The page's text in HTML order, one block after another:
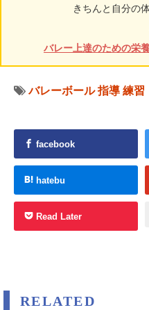
きちんと自分の
バレー上達のための栄
バレーボール 指導 練習
facebook
hatebu
Read Later
RELATED